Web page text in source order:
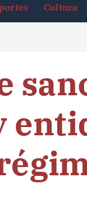
Cultura